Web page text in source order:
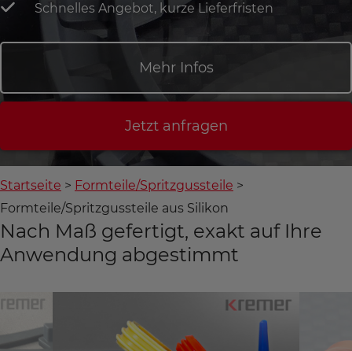
Schnelles Angebot, kurze Lieferfristen
Mehr Infos
Jetzt anfragen
Startseite
Formteile/Spritzgussteile
Formteile/Spritzgussteile aus Silikon
Nach Maß gefertigt, exakt auf Ihre
Anwendung abgestimmt